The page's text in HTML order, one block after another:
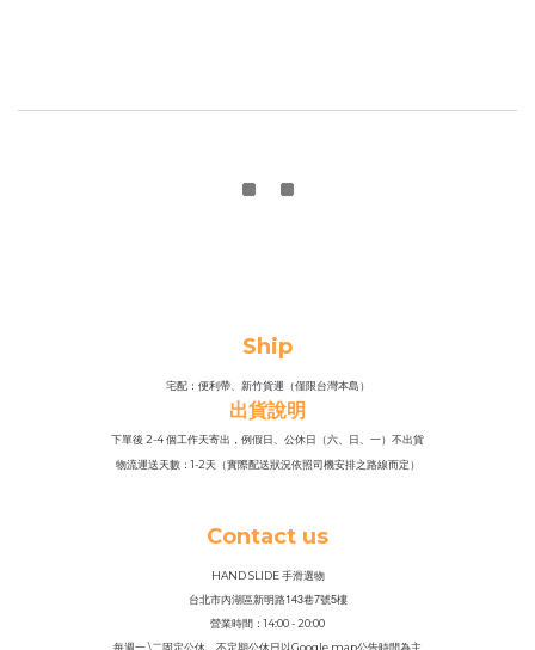
Ship
宅配：便利帶、新竹貨運（僅限台灣本島）
出貨說明
下單後 2-4 個工作天寄出，例假日、公休日（六、日、一）不出貨
物流運送天數：1-2天（實際配送狀況依照司機安排之路線而定）
Contact us
HAND SLIDE 手滑選物
台北市內湖區新明路143巷7號5樓
營業時間：14:00 - 20:00
每週一 \二固定公休，不定期公休日以Google map公告時間為主